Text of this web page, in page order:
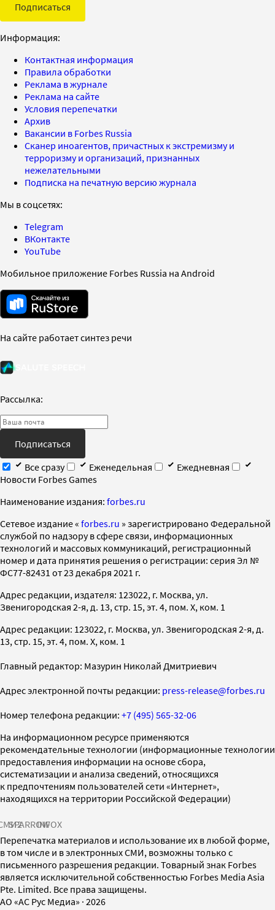
Подписаться
Информация:
Контактная информация
Правила обработки
Реклама в журнале
Реклама на сайте
Условия перепечатки
Архив
Вакансии в Forbes Russia
Сканер иноагентов, причастных к экстремизму и
терроризму и организаций, признанных
нежелательными
Подписка на печатную версию журнала
Мы в соцсетях:
Telegram
ВКонтакте
YouTube
Мобильное приложение Forbes Russia на Android
На сайте работает синтез речи
Рассылка:
Подписаться
Все сразу
Еженедельная
Ежедневная
Новости Forbes Games
Наименование издания: forbes.ru
Cетевое издание « forbes.ru » зарегистрировано Федеральной
службой по надзору в сфере связи, информационных
технологий и массовых коммуникаций, регистрационный
номер и дата принятия решения о регистрации: серия Эл №
ФС77-82431 от 23 декабря 2021 г.
Адрес редакции, издателя: 123022, г. Москва, ул.
Звенигородская 2-я, д. 13, стр. 15, эт. 4, пом. X, ком. 1
Адрес редакции: 123022, г. Москва, ул. Звенигородская 2-я, д.
13, стр. 15, эт. 4, пом. X, ком. 1
Главный редактор: Мазурин Николай Дмитриевич
Адрес электронной почты редакции: press-release@forbes.ru
Номер телефона редакции: +7 (495) 565-32-06
На информационном ресурсе применяются
рекомендательные технологии (информационные технологии
предоставления информации на основе сбора,
систематизации и анализа сведений, относящихся
к предпочтениям пользователей сети «Интернет»,
находящихся на территории Российской Федерации)
SPARROWINFOX
Перепечатка материалов и использование их в любой форме,
в том числе и в электронных СМИ, возможны только с
письменного разрешения редакции. Товарный знак Forbes
является исключительной собственностью Forbes Media Asia
Pte. Limited. Все права защищены.
AO «АС Рус Медиа» · 2026